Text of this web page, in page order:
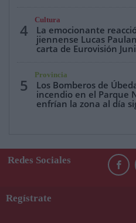
4
Cultura
La emocionante
jiennense Lucas
carta de Eurovisión
5
Provincia
Los Bomberos de
incendio en el Parque
enfrían la zona al día
Redes Sociales
Regístrate